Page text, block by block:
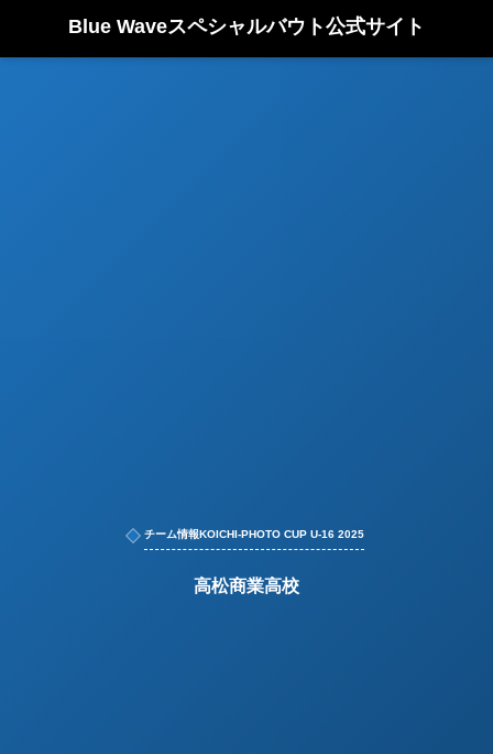
Blue Waveスペシャルバウト公式サイト
チーム情報KOICHI-PHOTO CUP U-16 2025
高松商業高校